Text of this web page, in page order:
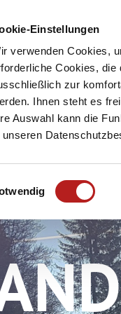
Einstellungen
verwenden Cookies,
Cookies, die
zur
Ihnen steht es
Auswahl kann die
unseren
Meine